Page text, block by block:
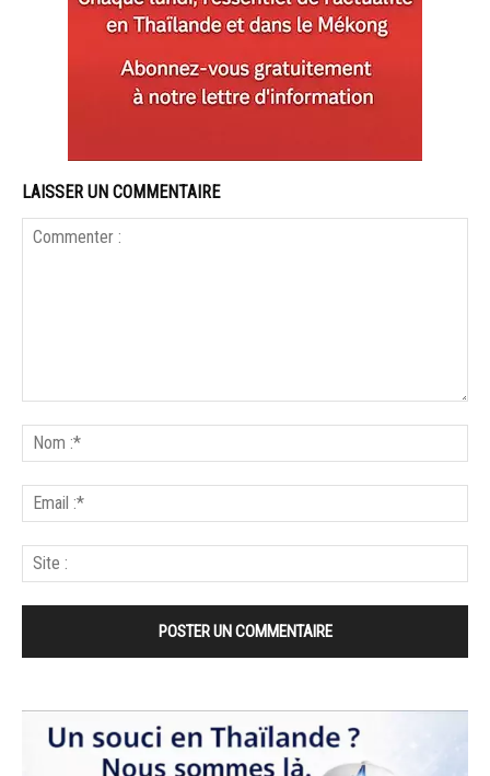
LAISSER UN COMMENTAIRE